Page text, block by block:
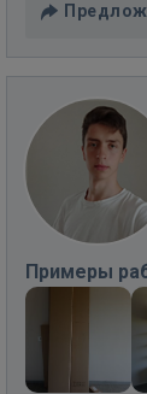
Примеры